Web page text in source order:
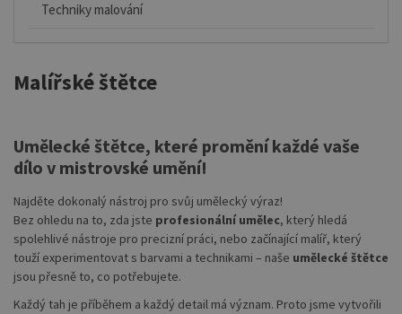
Techniky malování
Malířské štětce
Umělecké štětce, které promění každé vaše
dílo v mistrovské umění!
Najděte dokonalý nástroj pro svůj umělecký výraz!
Bez ohledu na to, zda jste profesionální umělec, který hledá
spolehlivé nástroje pro precizní práci, nebo začínající malíř, který
touží experimentovat s barvami a technikami – naše umělecké štětce
jsou přesně to, co potřebujete.
Každý tah je příběhem a každý detail má význam. Proto jsme vytvořili